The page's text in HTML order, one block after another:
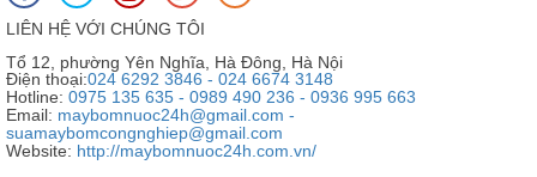
LIÊN HỆ VỚI CHÚNG TÔI
Tổ 12, phường Yên Nghĩa, Hà Đông, Hà Nội
Điện thoại:024 6292 3846 - 024 6674 3148
Hotline: 0975 135 635 - 0989 490 236 - 0936 995 663
Email: maybomnuoc24h@gmail.com -
suamaybomcongnghiep@gmail.com
Website: http://maybomnuoc24h.com.vn/